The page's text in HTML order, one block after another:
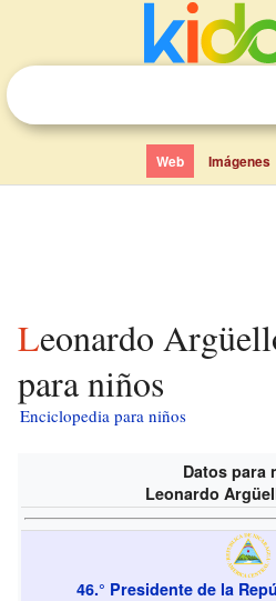
Web Imágenes
Leonardo Argüello Barreto
para niños
Enciclopedia para niños
Datos para
Leonardo
46.° Presidente de la